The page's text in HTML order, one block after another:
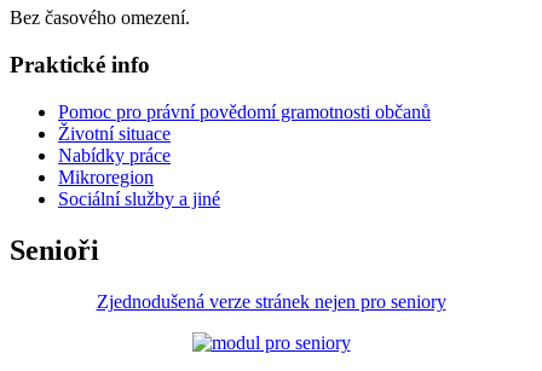
Bez časového omezení.
Praktické info
Pomoc pro právní povědomí gramotnosti občanů
Životní situace
Nabídky práce
Mikroregion
Sociální služby a jiné
Senioři
Zjednodušená verze stránek nejen pro seniory